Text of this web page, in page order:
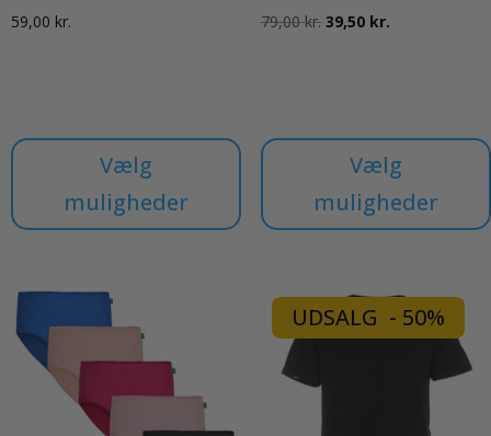
59,00 kr.
Vælg
muligheder
har
flere
varianter.
Mulighederne
79,00kr. Den
79,00 kr..
39,50 kr.Den
39,50 kr..
Vælg
muligheder
har
flere
varianter.
Mulighederne
UDSALG - 50%